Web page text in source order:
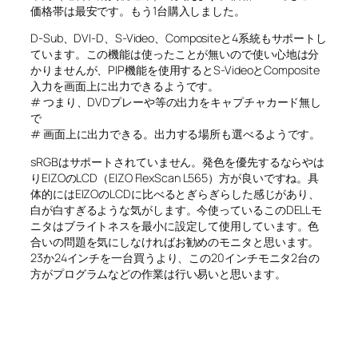
価格帯は最安です。もう1台購入しました。
D-Sub、DVI-D、S-Video、Compositeと4系統もサポートし
ています。この機能は使ったことが無いので使い心地は分
かりませんが、PIP機能を使用するとS-VideoとComposite
入力を画面上に出力できるようです。
# つまり、DVDプレーや等の出力をキャプチャカード無し
で
# 画面上に出力できる。出力する場所も選べるようです。
sRGBはサポートされていません。発色を優先するならやは
りEIZOのLCD（EIZO FlexScan L565）方が良いですね。具
体的にはEIZOのLCDに比べるとぎらぎらした感じがあり、
白が白すぎるような気がします。今使っているこのDELLモ
ニタはブライトネスを最小に設定して使用しています。色
合いの問題を気にしなければお勧めのモニタと思います。
23か24インチを一台買うより、この20インチモニタ2台の
方がプログラムなどの作業は行い易いと思います。